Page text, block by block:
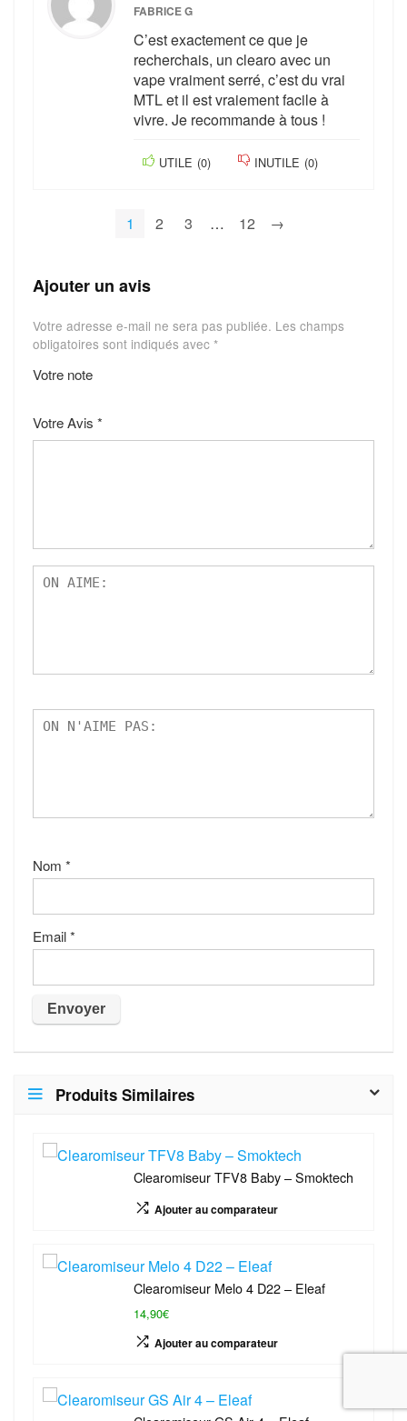
FABRICE G
C’est exactement ce que je
recherchais, un clearo avec un
vape vraiment serré, c’est du vrai
MTL et il est vraiement facile à
vivre. Je recommande à tous !
UTILE (0) INUTILE (0)
1 2 3 … 12 →
Ajouter un avis
Votre adresse e-mail ne sera pas publiée. Les champs
obligatoires sont indiqués avec *
Votre note
Votre Avis *
Nom *
Email*
Produits Similaires
Clearomiseur TFV8 Baby – Smoktech
Ajouter au comparateur
Clearomiseur Melo 4 D22 – Eleaf
14,90€
Ajouter au comparateur